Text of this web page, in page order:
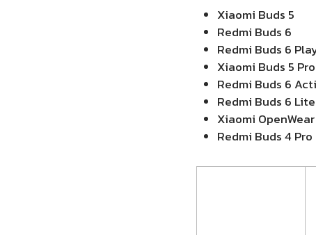
Xiaomi Buds 5
Redmi Buds 6
Redmi Buds 6
Xiaomi Buds 5 Pro
Redmi Buds 6
Redmi Buds 6 Lite
Xiaomi
Redmi Buds 4 Pro